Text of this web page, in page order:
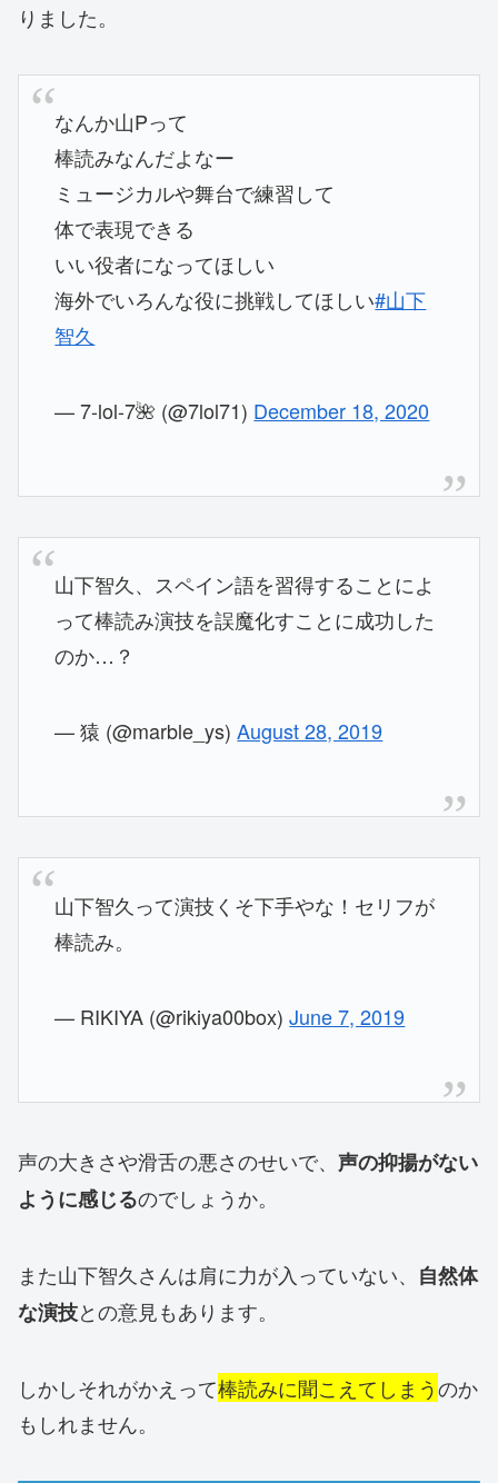
りました。
なんか山Pって
棒読みなんだよなー
ミュージカルや舞台で練習して
体で表現できる
いい役者になってほしい
海外でいろんな役に挑戦してほしい#山下
智久
— 7-lol-7🌺 (@7lol71) December 18, 2020
山下智久、スペイン語を習得することによ
って棒読み演技を誤魔化すことに成功した
のか…？
— 猿 (@marble_ys)August 28, 2019
山下智久って演技くそ下手やな！セリフが
棒読み。
— RIKIYA (@rikiya00box)June 7, 2019
声の大きさや滑舌の悪さのせいで、 声の抑揚がない
ように感じるのでしょうか。
また山下智久さんは肩に力が入っていない、 自然体
な演技との意見もあります。
しかしそれがかえって棒読みに聞こえてしまうのか
もしれません。